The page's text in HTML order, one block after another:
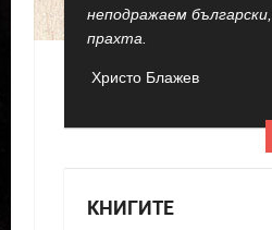
неподражаем
прахта.
Христо Блажев
КНИГИТЕ